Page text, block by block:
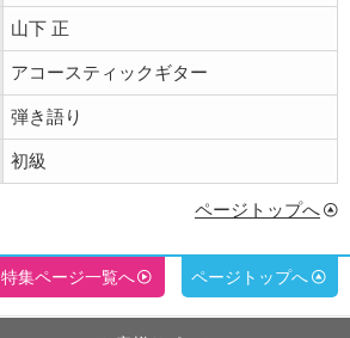
山下 正
アコースティックギター
弾き語り
初級
ページトップへ
特集ページ一覧へ ページトップへ